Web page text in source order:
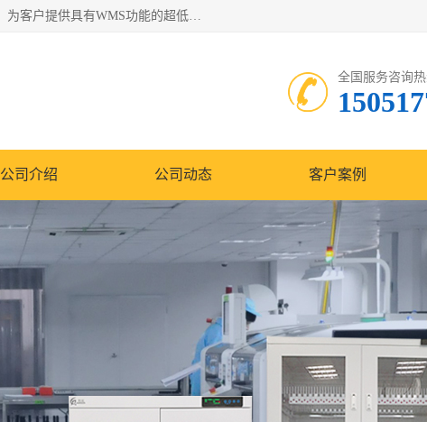
苏州纳冠电子设备有限公司位于苏州市相城区；我司依托国外先进技术结合国内用户的需求，为客户提供具有WMS功能的超低湿快速除湿电子防潮，压缩空气连续干燥柜、智能物料管理氮气储物柜、自制氮氮气柜、防潮氮气组合柜、不锈钢洁净氮气柜、洁净储物柜、石墨舟柜、亮灯导引丝网板存储柜、PCB柔性板气密干燥柜等
全国服务咨询
公司介绍 公司动态 客户案例